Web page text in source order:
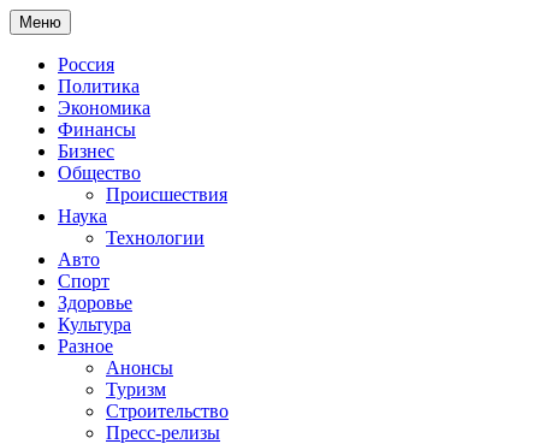
Меню
Россия
Политика
Экономика
Финансы
Бизнес
Общество
Происшествия
Наука
Технологии
Авто
Спорт
Здоровье
Культура
Разное
Анонсы
Туризм
Строительство
Пресс-релизы